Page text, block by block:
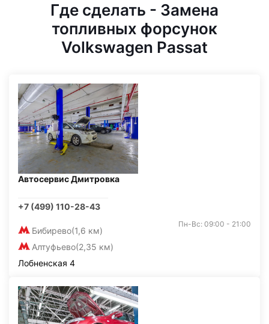
Где сделать - Замена
топливных форсунок
Volkswagen Passat
Автосервис Дмитровка
+7 (499) 110-28-43
Бибирево(1,6 км)
Алтуфьево(2,35 км)
Пн-Вс: 09:00 - 21:00
Лобненская 4